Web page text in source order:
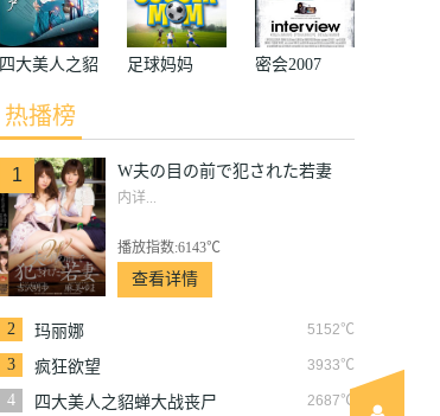
四大美人之貂
蝉大战丧尸
足球妈妈 密会2007
热播榜
1 W夫の目の前で犯された若妻
内详...
播放指数:6143℃
查看详情
2 5152℃
玛丽娜
3
3933℃
疯狂欲望
4
2687℃
四大美人之貂蝉大战丧尸